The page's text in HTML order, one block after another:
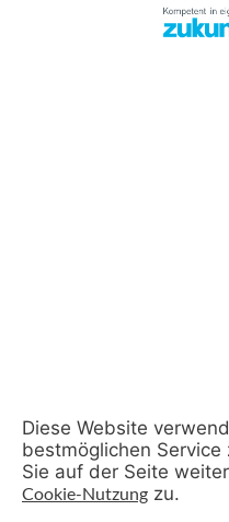
Diese Website
bestmöglichen
Sie auf der Seite
Cookie-Nutzung zu.